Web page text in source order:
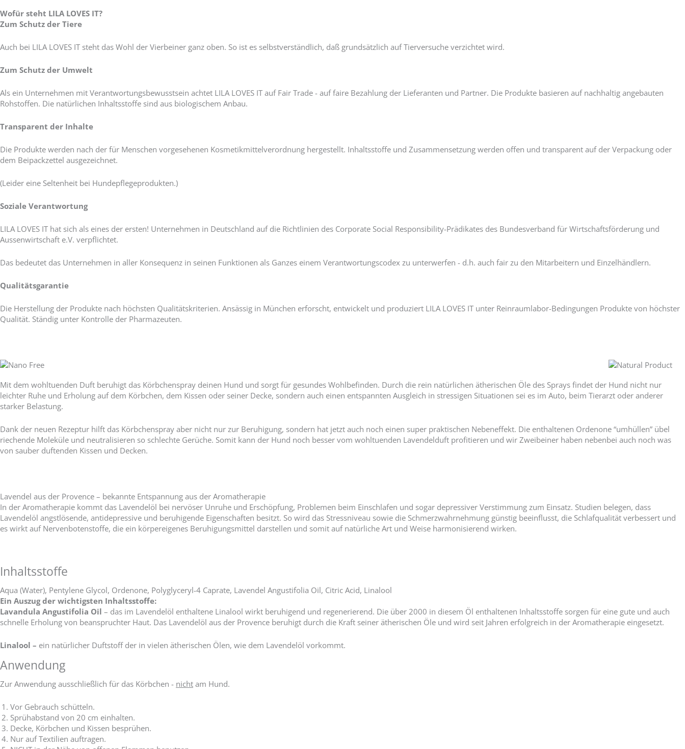
Wofür steht LILA LOVES IT?
Zum Schutz der Tiere
Auch bei LILA LOVES IT steht das Wohl der Vierbeiner ganz oben. So ist es selbstverständlich, daß grundsätzlich auf Tierversuche verzichtet wird.
Zum Schutz der Umwelt
Als ein Unternehmen mit Verantwortungsbewusstsein achtet LILA LOVES IT auf Fair Trade - auf faire Bezahlung der Lieferanten und Partner. Die Produkte basieren auf nachhaltig angebauten
Rohstoffen. Die natürlichen Inhaltsstoffe sind aus biologischem Anbau.
Transparent der Inhalte
Die Produkte werden nach der für Menschen vorgesehenen Kosmetikmittelverordnung hergestellt. Inhaltsstoffe und Zusammensetzung werden offen und transparent auf der Verpackung oder
dem Beipackzettel ausgezeichnet.
(Leider eine Seltenheit bei Hundepflegeprodukten.)
Soziale Verantwortung
LILA LOVES IT hat sich als eines der ersten! Unternehmen in Deutschland auf die Richtlinien des Corporate Social Responsibility-Prädikates des Bundesverband für Wirtschaftsförderung und
Aussenwirtschaft e.V. verpflichtet.
Das bedeutet das Unternehmen in aller Konsequenz in seinen Funktionen als Ganzes einem Verantwortungscodex zu unterwerfen - d.h. auch fair zu den Mitarbeitern und Einzelhändlern.
Qualitätsgarantie
Die Herstellung der Produkte nach höchsten Qualitätskriterien. Ansässig in München erforscht, entwickelt und produziert LILA LOVES IT unter Reinraumlabor-Bedingungen Produkte von höchster
Qualität. Ständig unter Kontrolle der Pharmazeuten.
Mit dem wohltuenden Duft beruhigt das Körbchenspray deinen Hund und sorgt für gesundes Wohlbefinden. Durch die rein natürlichen ätherischen Öle des Sprays findet der Hund nicht nur
leichter Ruhe und Erholung auf dem Körbchen, dem Kissen oder seiner Decke, sondern auch einen entspannten Ausgleich in stressigen Situationen sei es im Auto, beim Tierarzt oder anderer
starker Belastung.
Dank der neuen Rezeptur hilft das Körbchenspray aber nicht nur zur Beruhigung, sondern hat jetzt auch noch einen super praktischen Nebeneffekt. Die enthaltenen Ordenone “umhüllen” übel
riechende Moleküle und neutralisieren so schlechte Gerüche. Somit kann der Hund noch besser vom wohltuenden Lavendelduft profitieren und wir Zweibeiner haben nebenbei auch noch was
von sauber duftenden Kissen und Decken.
Lavendel aus der Provence – bekannte Entspannung aus der Aromatherapie
In der Aromatherapie kommt das Lavendelöl bei nervöser Unruhe und Erschöpfung, Problemen beim Einschlafen und sogar depressiver Verstimmung zum Einsatz. Studien belegen, dass
Lavendelöl angstlösende, antidepressive und beruhigende Eigenschaften besitzt. So wird das Stressniveau sowie die Schmerzwahrnehmung günstig beeinflusst, die Schlafqualität verbessert und
es wirkt auf Nervenbotenstoffe, die ein körpereigenes Beruhigungsmittel darstellen und somit auf natürliche Art und Weise harmonisierend wirken.
Inhaltsstoffe
Aqua (Water), Pentylene Glycol, Ordenone, Polyglyceryl-4 Caprate, Lavendel Angustifolia Oil, Citric Acid, Linalool
Ein Auszug der wichtigsten Inhaltsstoffe:
Lavandula Angustifolia Oil – das im Lavendelöl enthaltene Linalool wirkt beruhigend und regenerierend. Die über 2000 in diesem Öl enthaltenen Inhaltsstoffe sorgen für eine gute und auch
schnelle Erholung von beanspruchter Haut. Das Lavendelöl aus der Provence beruhigt durch die Kraft seiner ätherischen Öle und wird seit Jahren erfolgreich in der Aromatherapie eingesetzt.
Linalool – ein natürlicher Duftstoff der in vielen ätherischen Ölen, wie dem Lavendelöl vorkommt.
Anwendung
Zur Anwendung ausschließlich für das Körbchen - nicht am Hund.
Vor Gebrauch schütteln.
Sprühabstand von 20 cm einhalten.
Decke, Körbchen und Kissen besprühen.
Nur auf Textilien auftragen.